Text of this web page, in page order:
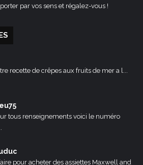
par vos sens et régalez-vous !
recette de crêpes aux fruits de mer a l...
tous renseignements voici le numéro
pour acheter des assiettes Maxwell and